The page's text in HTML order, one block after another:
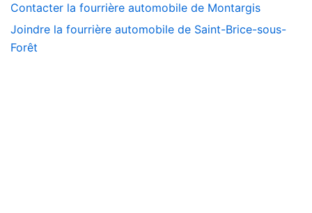
Contacter la fourrière automobile de Montargis
Joindre la fourrière automobile de Saint-Brice-sous-
Forêt